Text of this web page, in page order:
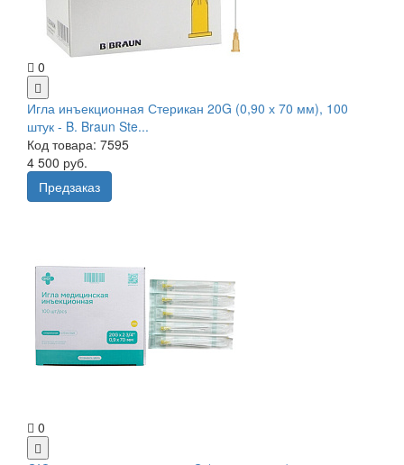
0
Игла инъекционная Стерикан 20G (0,90 х 70 мм), 100
штук - B. Braun Ste...
Код товара: 7595
4 500 руб.
Предзаказ
0